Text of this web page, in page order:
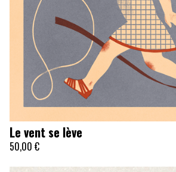
Le vent se lève
50,00 €